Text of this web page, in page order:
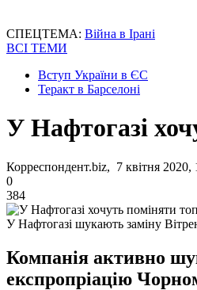
СПЕЦТЕМА: Війна в Ірані
ВСІ ТЕМИ
Вступ України в ЄС
Теракт в Барселоні
У Нафтогазі
Корреспондент.biz, 7 квітня 2020,
0
384
У Нафтогазі шукають заміну
Компанія активно
експропріацію